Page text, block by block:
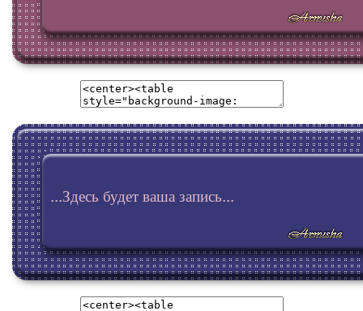
...Здесь будет ваша запись...